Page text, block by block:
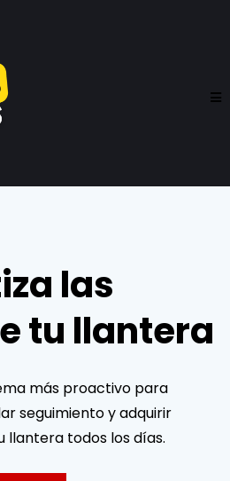
las
tu llantera
más proactivo para
seguimiento y adquirir
llantera todos los días.